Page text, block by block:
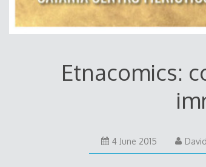
Etnacomics:
4 June 2015
June